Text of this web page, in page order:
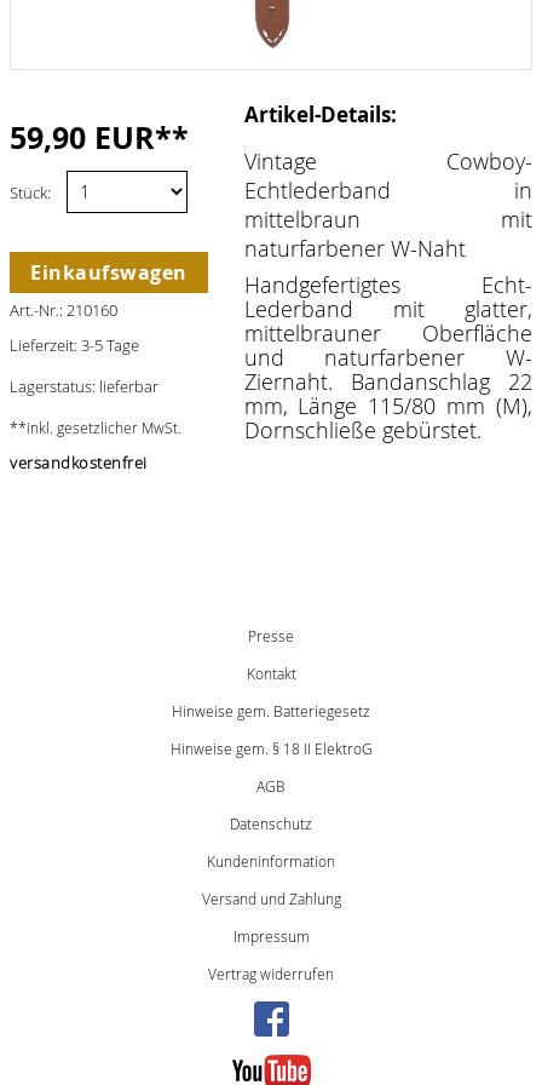
59,90 EUR**
Stück:
Einkaufswagen
Art.-Nr.: 210160
Lieferzeit: 3-5 Tage
Lagerstatus: lieferbar
**inkl. gesetzlicher MwSt.
versandkostenfrei
Artikel-Details:
Vintage Cowboy-
Echtlederband in
mittelbraun mit
naturfarbener W-Naht
Handgefertigtes Echt-
Lederband mit glatter,
mittelbrauner Oberfläche
und naturfarbener W-
Ziernaht. Bandanschlag 22
mm, Länge 115/80 mm (M),
Dornschließe gebürstet.
Presse
Kontakt
Hinweise gem. Batteriegesetz
Hinweise gem. § 18 II ElektroG
AGB
Datenschutz
Kundeninformation
Versand und Zahlung
Impressum
Vertrag widerrufen